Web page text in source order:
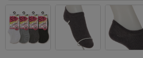
- 着圧ストッキング
- パンティ部レスストッキング
タイツ
- ブラトップ
ショーツ
- レギュラーショーツ
ルームウェア・パジャマ
アクティブ・スポーツ
- スポーツブラ
Tバック・ビキニ
肌着・インナー
ルームウェア・パジャマ
ハイソックス
スクールソックス
スポーツブラ
ショーツ
レギュラーショーツ
スゴスト
フェイクタイツ
hotto comfort
私に似合う、ストッキング選び
タイツの選び方
ご利用ガイド
はじめての方へ
よくある質問（FAQ）